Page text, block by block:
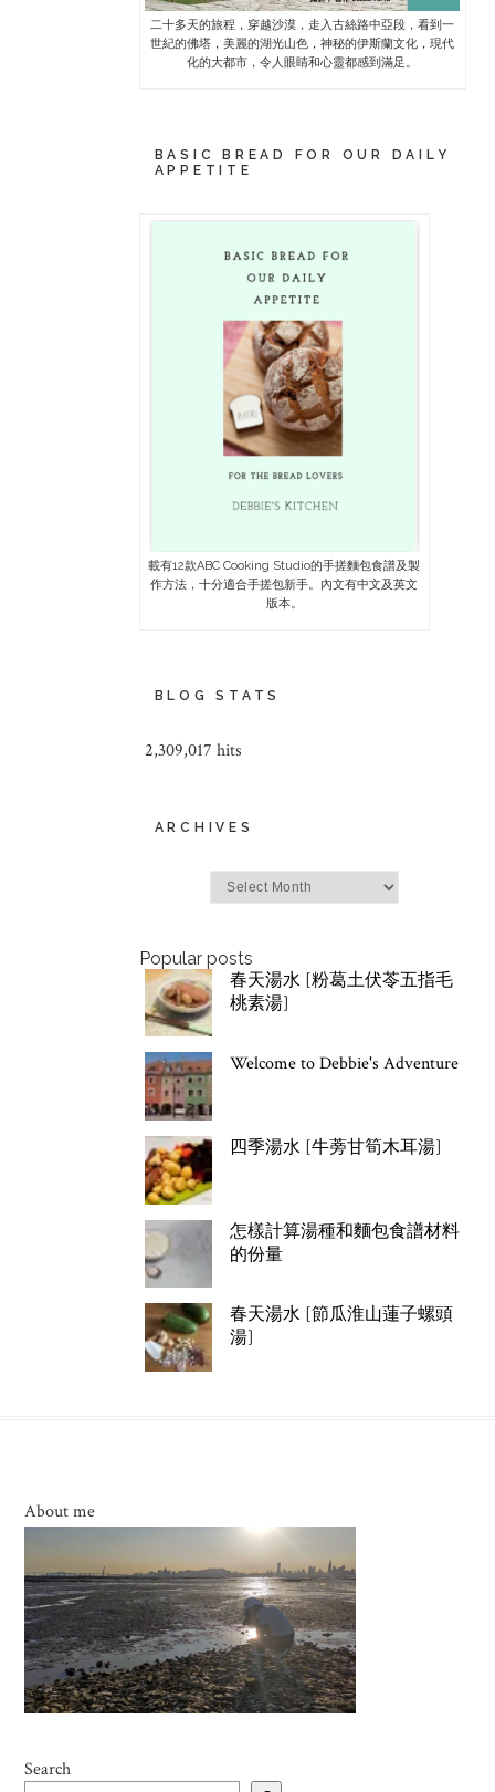
二十多天的旅程，穿越沙漠，走入古絲路中亞段，看到一
世紀的佛塔，美麗的湖光山色，神秘的伊斯蘭文化，現代
化的大都市，令人眼睛和心靈都感到滿足。
BASIC BREAD FOR OUR DAILY
APPETITE
載有12款ABC Cooking Studio的手搓麵包食譜及製
作方法，十分適合手搓包新手。內文有中文及英文
版本。
BLOG STATS
2,309,017 hits
ARCHIVES
Popular posts
春天湯水 [粉葛土伏苓五指毛
桃素湯]
Welcome to Debbie's Adventure
四季湯水 [牛蒡甘筍木耳湯]
怎樣計算湯種和麵包食譜材料
的份量
春天湯水 [節瓜淮山蓮子螺頭
湯]
About me
Search